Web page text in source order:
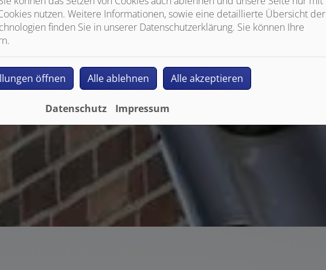
nutzen. Weitere Informationen, sowie eine detaillierte Übersicht der
finden Sie in unserer Datenschutzerklärung. Sie können Ihre
öffnen Alle ablehnen Alle akzeptieren
Datenschutz Impressum